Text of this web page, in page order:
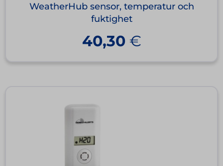
WeatherHub sensor, temperatur och
fuktighet
40,30 €